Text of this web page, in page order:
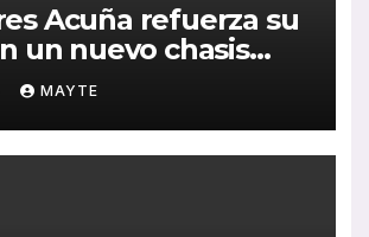
Acuña refuerza su
un nuevo chasis
Benz de última
MAYTE